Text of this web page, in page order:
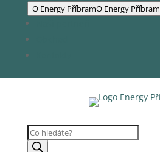
O Energy PříbramO Energy Příbram
Products
search